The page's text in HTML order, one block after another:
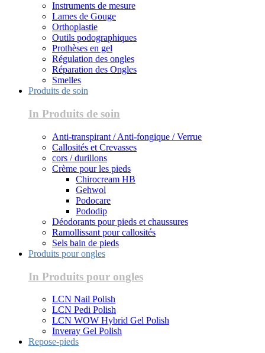
Instruments de mesure
Lames de Gouge
Orthoplastie
Outils podographiques
Prothèses en gel
Régulation des ongles
Réparation des Ongles
Smelles
Produits de soin
In Produits de soin
Anti-transpirant / Anti-fongique / Verrue
Callosités et Crevasses
cors / durillons
Crème pour les pieds
Chirocream HB
Gehwol
Podocare
Pododip
Déodorants pour pieds et chaussures
Ramollissant pour callosités
Sels bain de pieds
Produits pour ongles
In Produits pour ongles
LCN Nail Polish
LCN Pedi Polish
LCN WOW Hybrid Gel Polish
Inveray Gel Polish
Repose-pieds